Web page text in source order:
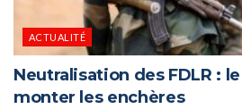
ACTUALITÉ
Neutralisation des FDLR :
monter les enchères